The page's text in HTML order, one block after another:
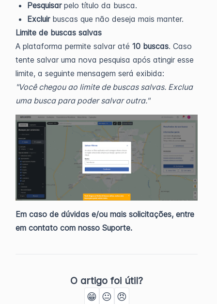
Pesquisarpelo título da busca.
Excluirbuscas que não deseja mais manter.
Limite de buscas salvas
A plataforma permite salvar até 10 buscas. Caso
tente salvar uma nova pesquisa após atingir esse
limite, a seguinte mensagem será exibida:
"Você chegou ao limite de buscas salvas. Exclua
uma busca para poder salvar outra."
Em caso de dúvidas e/ou mais solicitações, entre
em contato com nosso Suporte.
O artigo foi útil?
😁 😐 😠